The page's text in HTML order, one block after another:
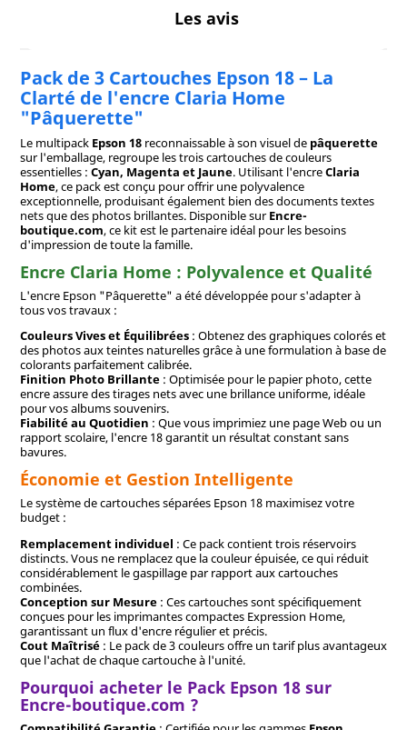
Les avis
Pack de 3 Cartouches Epson 18 – La
Clarté de l'encre Claria Home
"Pâquerette"
Le multipack Epson 18reconnaissable à son visuel de pâquerette
sur l'emballage, regroupe les trois cartouches de couleurs
essentielles : Cyan, Magenta et Jaune. Utilisant l'encreClaria
Home, ce pack est conçu pour offrir une polyvalence
exceptionnelle, produisant également bien des documents textes
nets que des photos brillantes. Disponible surEncre-
boutique.com, ce kit est le partenaire idéal pour les besoins
d'impression de toute la famille.
Encre Claria Home : Polyvalence et Qualité
L'encre Epson "Pâquerette" a été développée pour s'adapter à
tous vos travaux :
Couleurs Vives et Équilibrées: Obtenez des graphiques colorés et
des photos aux teintes naturelles grâce à une formulation à base de
colorants parfaitement calibrée.
Finition Photo Brillante: Optimisée pour le papier photo, cette
encre assure des tirages nets avec une brillance uniforme, idéale
pour vos albums souvenirs.
Fiabilité au Quotidien : Que vous imprimiez une page Web ou un
rapport scolaire, l'encre 18 garantit un résultat constant sans
bavures.
Économie et Gestion Intelligente
Le système de cartouches séparées Epson 18 maximisez votre
budget :
Remplacement individuel : Ce pack contient trois réservoirs
distincts. Vous ne remplacez que la couleur épuisée, ce qui réduit
considérablement le gaspillage par rapport aux cartouches
combinées.
Conception sur Mesure: Ces cartouches sont spécifiquement
conçues pour les imprimantes compactes Expression Home,
garantissant un flux d'encre régulier et précis.
Cout Maîtrisé: Le pack de 3 couleurs offre un tarif plus avantageux
que l'achat de chaque cartouche à l'unité.
Pourquoi acheter le Pack Epson 18 sur
Encre-boutique.com ?